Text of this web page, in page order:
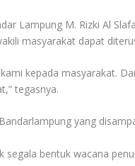
Lampung M. Rizki Al
masyarakat dapat
kepada masyarakat.
tegasnya.
yang
segala bentuk wacana